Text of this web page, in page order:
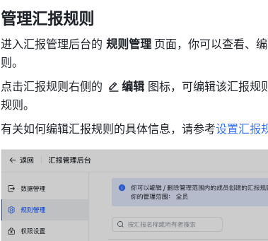
管理汇报规则
进入汇报管理后台的 规则管理 页面，你可以查看、
则。
点击汇报规则右侧的
编辑 图标，可编辑该汇报规
规则。
有关如何编辑汇报规则的具体信息，请参考设置汇报